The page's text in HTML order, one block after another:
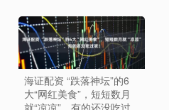
海证配资 “跌落神坛”的6
大“网红美食”，短短数月